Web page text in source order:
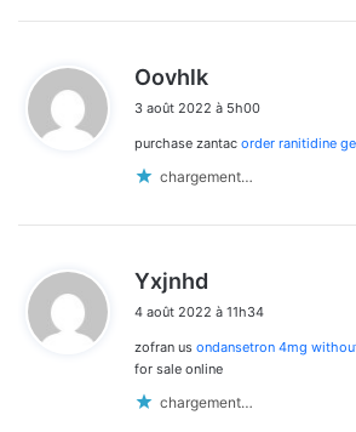
Oovhlk
t
3 août 2022 à 5h00
purchase zantac order ranitidine
chargement…
Yxjnhd
t
:
4 août 2022 à 11h34
zofran us ondansetron 4mg
for sale online
chargement…